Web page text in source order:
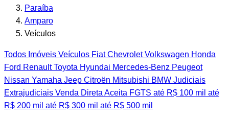
Paraíba
Amparo
Veículos
Todos Imóveis Veículos FiatChevroletVolkswagen Honda
Ford RenaultToyota Hyundai Mercedes-Benz Peugeot
Nissan Yamaha Jeep Citroën Mitsubishi BMW Judiciais
Extrajudiciais Venda Direta Aceita FGTS até R$ 100 mil até
R$ 200 mil até R$ 300 mil até R$ 500 mil